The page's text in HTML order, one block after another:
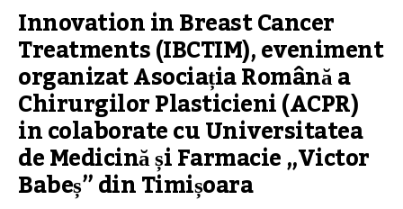
Innovation in Breast Cancer
Treatments (IBCTIM), eveniment
organizat Asociația Română a
Chirurgilor Plasticieni (ACPR)
in colaborate cu Universitatea
de Medicină și Farmacie „Victor
Babeș” din Timișoara